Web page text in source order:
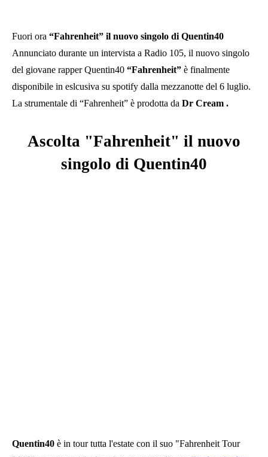
Fuori ora “Fahrenheit” il nuovo singolo di Quentin40
Annunciato durante un intervista a Radio 105, il nuovo singolo
del giovane rapper Quentin40 “Fahrenheit” è finalmente
disponibile in eslcusiva su spotify dalla mezzanotte del 6 luglio.
La strumentale di “Fahrenheit” è prodotta da Dr Cream .
Ascolta "Fahrenheit" il nuovo
singolo di Quentin40
Quentin40 è in tour tutta l'estate con il suo "Fahrenheit Tour